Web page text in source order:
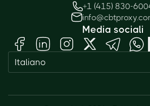
+1 (415) 830-
Media sociali
Italiano